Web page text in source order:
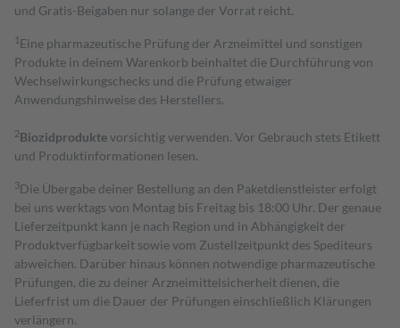
und Gratis-Beigaben nur solange der Vorrat reicht.
1 Eine pharmazeutische Prüfung der Arzneimittel und sonstigen
Produkte in deinem Warenkorb beinhaltet die Durchführung von
Wechselwirkungschecks und die Prüfung etwaiger
Anwendungshinweise des Herstellers.
2Biozidproduktevorsichtig verwenden. Vor Gebrauch stets Etikett
und Produktinformationen lesen.
3Die Übergabe deiner Bestellung an den Paketdienstleister erfolgt
bei uns werktags von Montag bis Freitag bis 18:00 Uhr. Der genaue
Lieferzeitpunkt kann je nach Region und in Abhängigkeit der
Produktverfügbarkeit sowie vom Zustellzeitpunkt des Spediteurs
abweichen. Darüber hinaus können notwendige pharmazeutische
Prüfungen, die zu deiner Arzneimittelsicherheit dienen, die
Lieferfrist um die Dauer der Prüfungen einschließlich Klärungen
verlängern.